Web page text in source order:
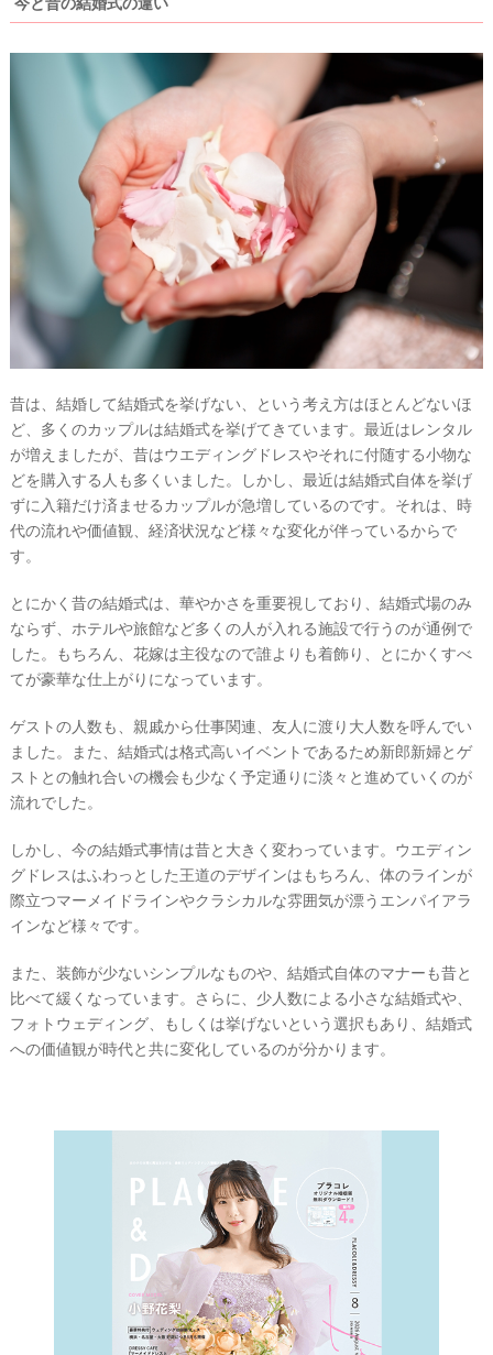
昔は、結婚して結婚式を挙げない、という考え方はほとんどないほ
ど、多くのカップルは結婚式を挙げてきています。最近はレンタル
が増えましたが、昔はウエディングドレスやそれに付随する小物な
どを購入する人も多くいました。しかし、最近は結婚式自体を挙げ
ずに入籍だけ済ませるカップルが急増しているのです。それは、時
代の流れや価値観、経済状況など様々な変化が伴っているからで
す。
とにかく昔の結婚式は、華やかさを重要視しており、結婚式場のみ
ならず、ホテルや旅館など多くの人が入れる施設で行うのが通例で
した。もちろん、花嫁は主役なので誰よりも着飾り、とにかくすべ
てが豪華な仕上がりになっています。
ゲストの人数も、親戚から仕事関連、友人に渡り大人数を呼んでい
ました。また、結婚式は格式高いイベントであるため新郎新婦とゲ
ストとの触れ合いの機会も少なく予定通りに淡々と進めていくのが
流れでした。
しかし、今の結婚式事情は昔と大きく変わっています。ウエディン
グドレスはふわっとした王道のデザインはもちろん、体のラインが
際立つマーメイドラインやクラシカルな雰囲気が漂うエンパイアラ
インなど様々です。
また、装飾が少ないシンプルなものや、結婚式自体のマナーも昔と
比べて緩くなっています。さらに、少人数による小さな結婚式や、
フォトウェディング、もしくは挙げないという選択もあり、結婚式
への価値観が時代と共に変化しているのが分かります。